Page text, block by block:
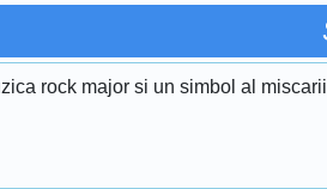
rock major si un simbol al